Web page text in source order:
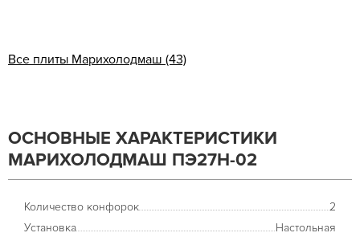
Все плиты Марихолодмаш (43)
ОСНОВНЫЕ ХАРАКТЕРИСТИКИ
МАРИХОЛОДМАШ ПЭ27Н-02
Количество конфорок
2
Установка
Настольная